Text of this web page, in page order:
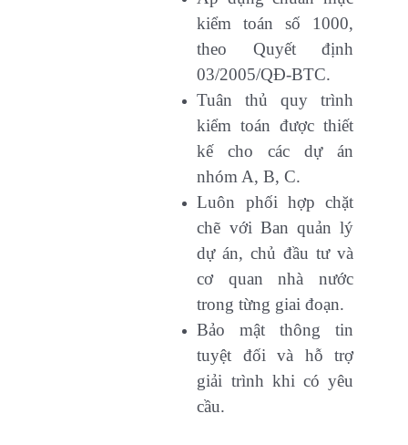
kiểm toán số 1000,
theo Quyết định
03/2005/QĐ-BTC.
Tuân thủ quy trình
kiểm toán được thiết
kế cho các dự án
nhóm A, B, C.
Luôn phối hợp chặt
chẽ với Ban quản lý
dự án, chủ đầu tư và
cơ quan nhà nước
trong từng giai đoạn.
Bảo mật thông tin
tuyệt đối và hỗ trợ
giải trình khi có yêu
cầu.